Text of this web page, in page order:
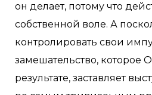
он делает, потому что
собственной воле. А
контролировать свои
замешательство, которое
результате, заставляет